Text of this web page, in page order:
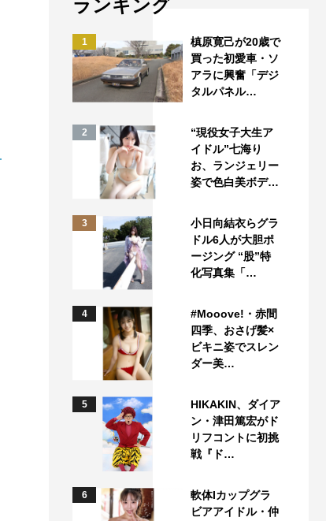
ランキング
1
槙原寛己が20歳で
買った初愛車・ソ
アラに興奮「デジ
タルパネル…
2
“現役女子大生ア
イドル”七海り
お、ランジェリー
姿で色白美ボデ…
3
小日向結衣らグラ
ドル6人が大胆ポ
ージング “股”特
化写真集「…
4
#Mooove!・赤間
四季、おさげ髪×
ビキニ姿でスレン
ダー美…
5
HIKAKIN、ダイア
ン・津田篤宏がド
リフコントに初挑
戦『ド…
6
軟体Iカップグラ
ビアアイドル・仲